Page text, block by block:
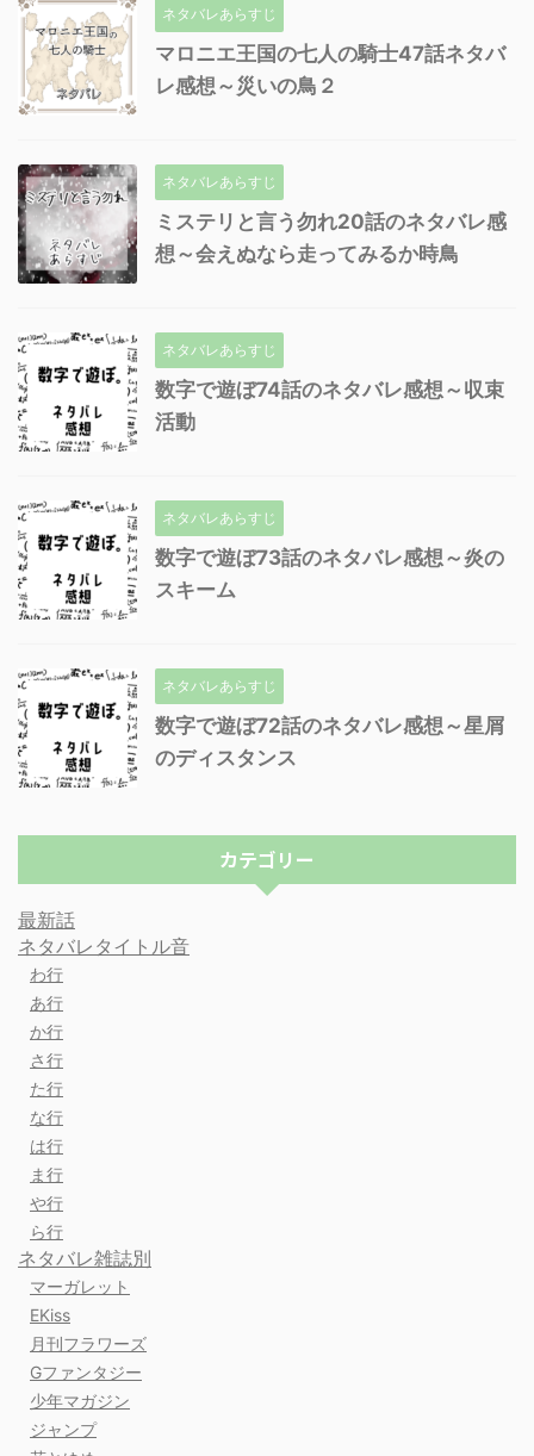
ネタバレあらすじ
マロニエ王国の七人の騎士47話ネタバ
レ感想～災いの鳥２
ネタバレあらすじ
ミステリと言う勿れ20話のネタバレ感
想～会えぬなら走ってみるか時鳥
ネタバレあらすじ
数字で遊ぼ74話のネタバレ感想～収束
活動
ネタバレあらすじ
数字で遊ぼ73話のネタバレ感想～炎の
スキーム
ネタバレあらすじ
数字で遊ぼ72話のネタバレ感想～星屑
のディスタンス
カテゴリー
最新話
ネタバレタイトル音
わ行
あ行
か行
さ行
た行
な行
は行
ま行
や行
ら行
ネタバレ雑誌別
マーガレット
EKiss
月刊フラワーズ
Gファンタジー
少年マガジン
ジャンプ